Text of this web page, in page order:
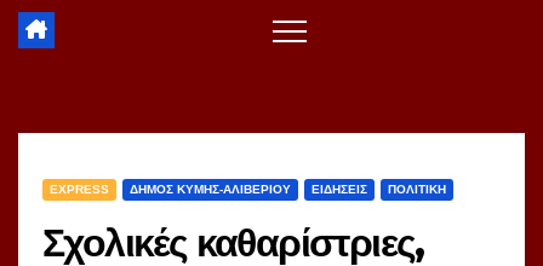
EXPRESS ΔΗΜΟΣ ΚΥΜΗΣ-ΑΛΙΒΕΡΙΟΥ ΕΙΔΗΣΕΙΣ ΠΟΛΙΤΙΚΗ
Σχολικές καθαρίστριες,